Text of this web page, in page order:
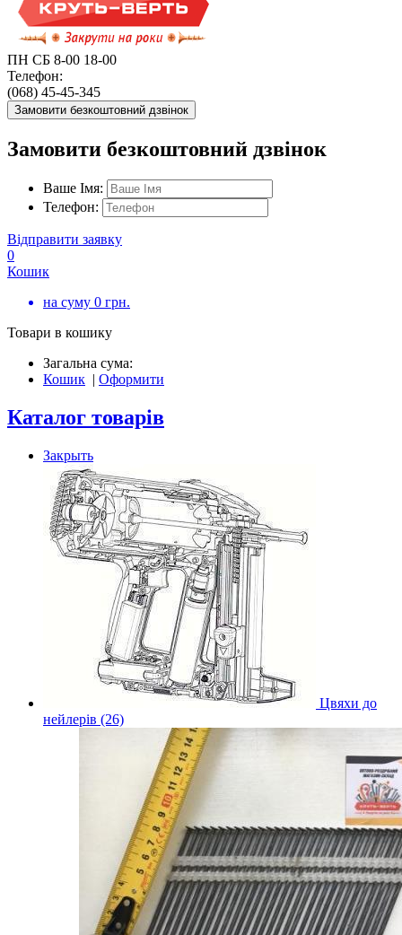
ПН СБ 8-00 18-00
Телефон:
(068) 45-45-345
Замовити безкоштовний дзвінок
Замовити безкоштовний дзвінок
Ваше Імя:
Телефон:
Відправити заявку
0
Кошик
на суму 0 грн.
Товари в кошику
Загальна сума:
Кошик | Оформити
Каталог товарів
Закрыть
Цвяхи до
нейлерів (26)